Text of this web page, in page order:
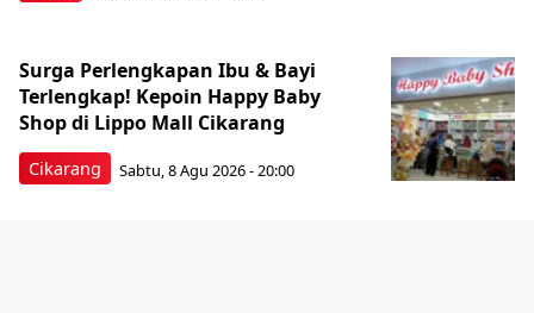
Cikarang
Surga Perlengkapan Ibu & Bayi
Terlengkap! Kepoin Happy Baby
Shop di Lippo Mall Cikarang
Sabtu, 8 Agu 2026 - 20:00